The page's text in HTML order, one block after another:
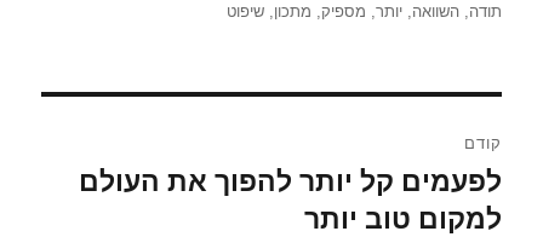
בתאריך
תודה,השוואה,יותר, מספיק, מתכון,שיפוט
קודם
הפוסט
הקודם:
לפעמים קל יותר להפוך את העולם
למקום טוב יותר